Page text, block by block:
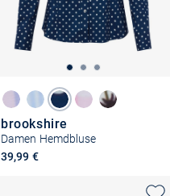
brookshire
Damen Hemdbluse
39,99 €